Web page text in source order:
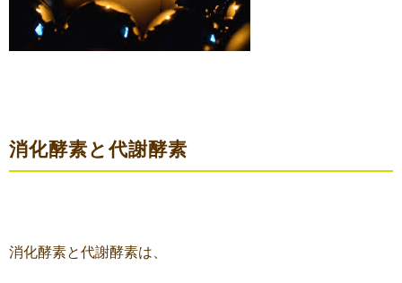
消化酵素と代謝酵素
消化酵素と代謝酵素は、